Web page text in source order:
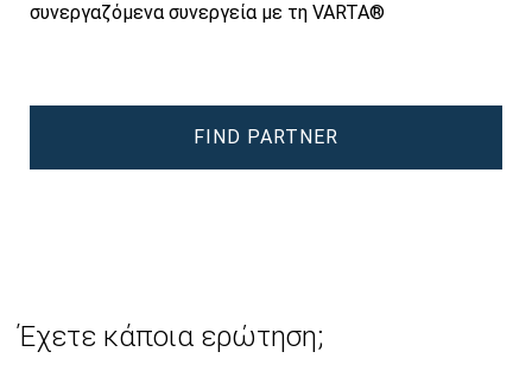
συνεργαζόμενα συνεργεία με τη VARTA®
FIND PARTNER
Έχετε κάποια ερώτηση;